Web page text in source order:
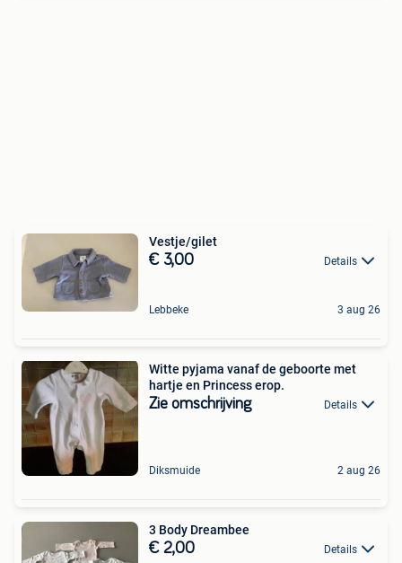
Vestje/gilet
€ 3,00 Details
Lebbeke 3 aug 26
Witte pyjama vanaf de geboorte met
hartje en Princess erop.
Zie omschrijving Details
Diksmuide 2 aug 26
3 Body Dreambee
€ 2,00 Details